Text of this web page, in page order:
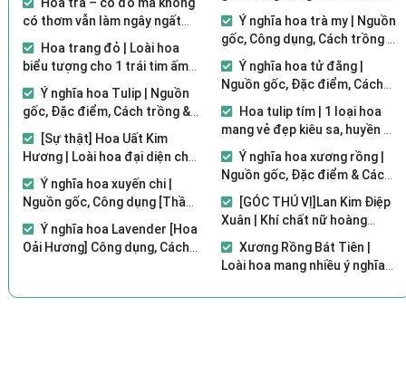
đơn giản
Hoa trà – có đỏ mà không
có thơm vẫn làm ngây ngất
lòng người
Ý nghĩa hoa trà my | Nguồn
gốc, Công dụng, Cách trồng &
Chăm sóc
Hoa trang đỏ | Loài hoa
biểu tượng cho 1 trái tim ấm
áp của người mẹ
Ý nghĩa hoa tử đằng |
Nguồn gốc, Đặc điểm, Cách
trồng & Chăm sóc
Ý nghĩa hoa Tulip | Nguồn
gốc, Đặc điểm, Cách trồng &
Chăm sóc
Hoa tulip tím | 1 loại hoa
mang vẻ đẹp kiêu sa, huyền bí
của một nữ hoàng
[Sự thật] Hoa Uất Kim
Hương | Loài hoa đại diện cho
1 tình yêu hoàn hảo
Ý nghĩa hoa xương rồng |
Nguồn gốc, Đặc điểm & Cách
trồng đơn giản
Ý nghĩa hoa xuyến chi |
Nguồn gốc, Công dụng [Thần
dược chữa bệnh]
[GÓC THÚ VỊ]Lan Kim Điệp
Xuân | Khí chất nữ hoàng
cuốn hút cực mạnh
Ý nghĩa hoa Lavender [Hoa
Oải Hương] Công dụng, Cách
Xương Rồng Bát Tiên |
Loài hoa mang nhiều ý nghĩa